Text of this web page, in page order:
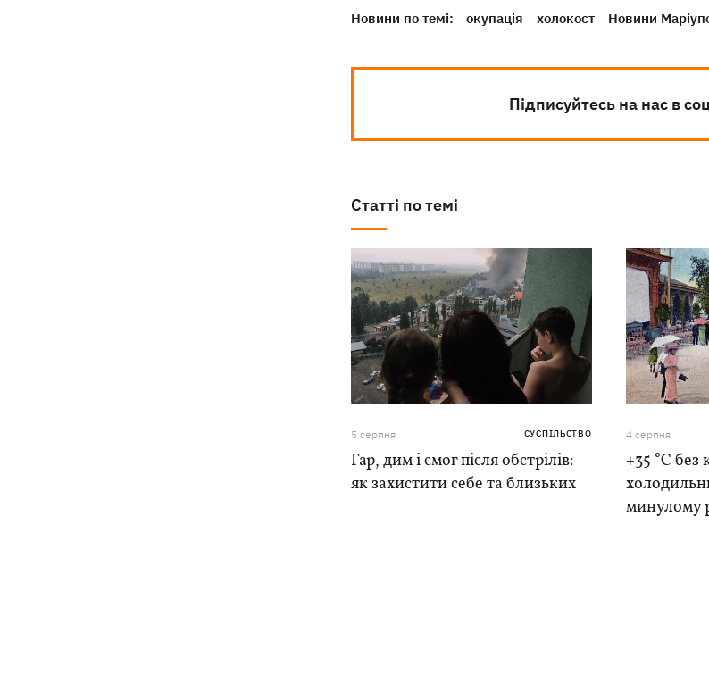
Новини по темі: окупація холокост Новини
Підписуйтесь на нас в
Статті по темі
5 серпня СУСПІЛЬСТВО
Гар, дим і смог після обстрілів:
як захистити себе та близьких
4 серпня
+35 °C без
минулому